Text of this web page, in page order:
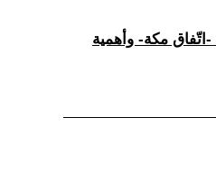
-اتّفاق مكة- وأهمية